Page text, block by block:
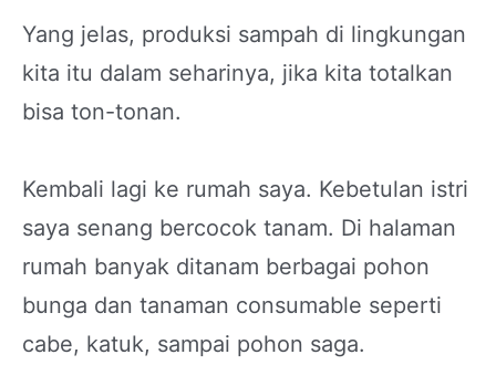
Yang jelas, produksi sampah di lingkungan
kita itu dalam seharinya, jika kita totalkan
bisa ton-tonan.
Kembali lagi ke rumah saya. Kebetulan istri
saya senang bercocok tanam. Di halaman
rumah banyak ditanam berbagai pohon
bunga dan tanaman consumable seperti
cabe, katuk, sampai pohon saga.